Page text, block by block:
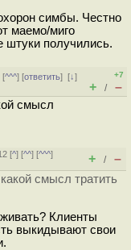
симбы. Честно
маемо/миго
штуки получились.
[^^^] [ответить][↓]
+7
+ / –
смысл
[^] [^^] [^^^]
+ / –
смысл тратить
Клиенты
выкидывают свои